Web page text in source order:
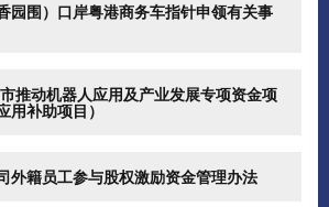
园围）口岸粤港商务车指针申领有关事
推动机器人应用及产业发展专项资金项
用补助项目）
外籍员工参与股权激励资金管理办法